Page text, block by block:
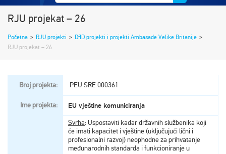
RJU projekat – 26
Početna > RJU projekti > DfID projekti i projekti Ambasade Velike Britanije >
RJU projekat – 26
Broj projekta: PEU SRE 000361
Ime projekta: EU vještine komuniciranja
Svrha: Uspostaviti kadar državnih službenika koji
će imati kapacitet i vještine (uključujući lični i
profesionalni razvoj) neophodne za prihvatanje
međunarodnih standarda i funkcioniranje u